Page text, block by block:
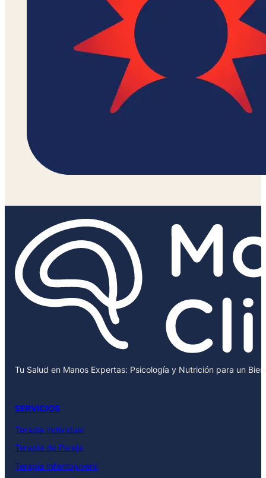
Tu Salud en Manos Expertas: Psicología y Nutrición para un
SERVICIOS
Terapia Individual
Terapia de Pareja
Terapia Infantojuvenil